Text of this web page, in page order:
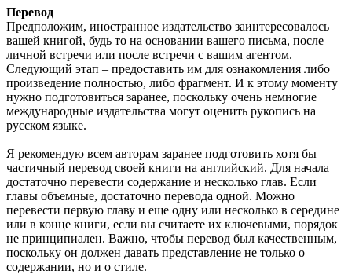
Перевод
Предположим, иностранное издательство заинтересовалось
вашей книгой, будь то на основании вашего письма, после
личной встречи или после встречи с вашим агентом.
Следующий этап – предоставить им для ознакомления либо
произведение полностью, либо фрагмент. И к этому моменту
нужно подготовиться заранее, поскольку очень немногие
международные издательства могут оценить рукопись на
русском языке.
Я рекомендую всем авторам заранее подготовить хотя бы
частичный перевод своей книги на английский. Для начала
достаточно перевести содержание и несколько глав. Если
главы объемные, достаточно перевода одной. Можно
перевести первую главу и еще одну или несколько в середине
или в конце книги, если вы считаете их ключевыми, порядок
не принципиален. Важно, чтобы перевод был качественным,
поскольку он должен давать представление не только о
содержании, но и о стиле.